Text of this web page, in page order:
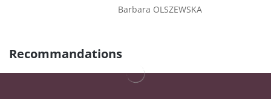
Barbara OLSZEWSKA
Recommandations